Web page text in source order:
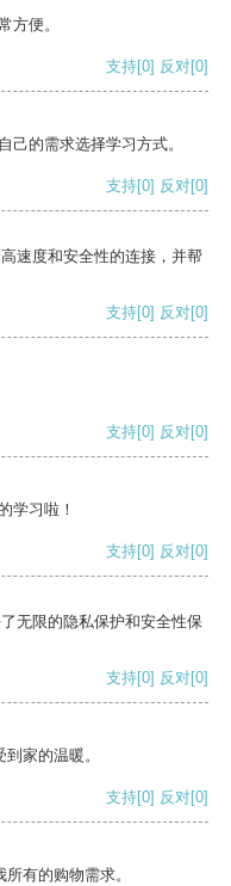
方便。
支持[0] 反对[0]
己的需求选择学习方式。
支持[0] 反对[0]
速度和安全性的连接，并帮
支持[0] 反对[0]
支持[0] 反对[0]
学习啦！
支持[0] 反对[0]
无限的隐私保护和安全性保
支持[0] 反对[0]
家的温暖。
支持[0] 反对[0]
有的购物需求。